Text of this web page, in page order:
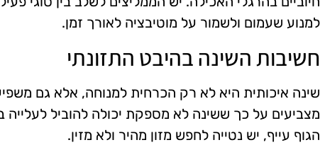
למנוע שעמום ולשמור על מוטיבציה לאורך זמן.
חשיבות השינה בהיבט התזונתי
שינה איכותית היא לא רק הכרחית למנוחה, אלא גם
מצביעים על כך ששינה לא מספקת יכולה להוביל לעלייה
הגוף עייף, יש נטייה לחפש מזון מהיר ולא מזין.